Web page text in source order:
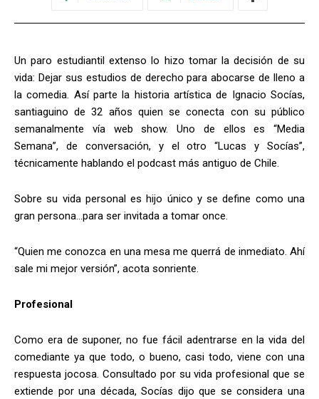
Un paro estudiantil extenso lo hizo tomar la decisión de su
vida: Dejar sus estudios de derecho para abocarse de lleno a
la comedia. Así parte la historia artística de Ignacio Socías,
santiaguino de 32 años quien se conecta con su público
semanalmente vía web show. Uno de ellos es “Media
Semana”, de conversación, y el otro “Lucas y Socías”,
técnicamente hablando el podcast más antiguo de Chile.
Sobre su vida personal es hijo único y se define como una
gran persona…para ser invitada a tomar once.
“Quien me conozca en una mesa me querrá de inmediato. Ahí
sale mi mejor versión”, acota sonriente.
Profesional
Como era de suponer, no fue fácil adentrarse en la vida del
comediante ya que todo, o bueno, casi todo, viene con una
respuesta jocosa. Consultado por su vida profesional que se
extiende por una década, Socías dijo que se considera una